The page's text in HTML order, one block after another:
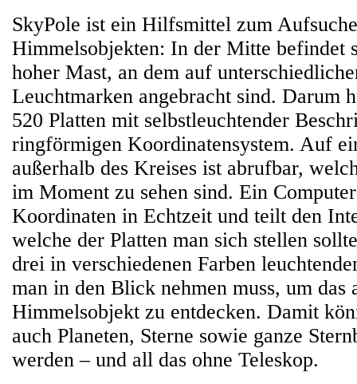
SkyPole ist ein Hilfsmittel zum
Himmelsobjekten: In der Mitte befindet
hoher Mast, an dem auf
Leuchtmarken angebracht sind. Darum
520 Platten mit selbstleuchtender
ringförmigen Koordinatensystem. Auf
außerhalb des Kreises ist abrufbar,
im Moment zu sehen sind. Ein
Koordinaten in Echtzeit und teilt den
welche der Platten man sich stellen
drei in verschiedenen Farben
man in den Blick nehmen muss, um das
Himmelsobjekt zu entdecken. Damit
auch Planeten, Sterne sowie ganze
werden – und all das ohne Teleskop.